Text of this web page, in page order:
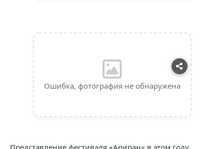
Ошибка, фотография не обнаружена
Представление фестиваля «Ариран» в этом году